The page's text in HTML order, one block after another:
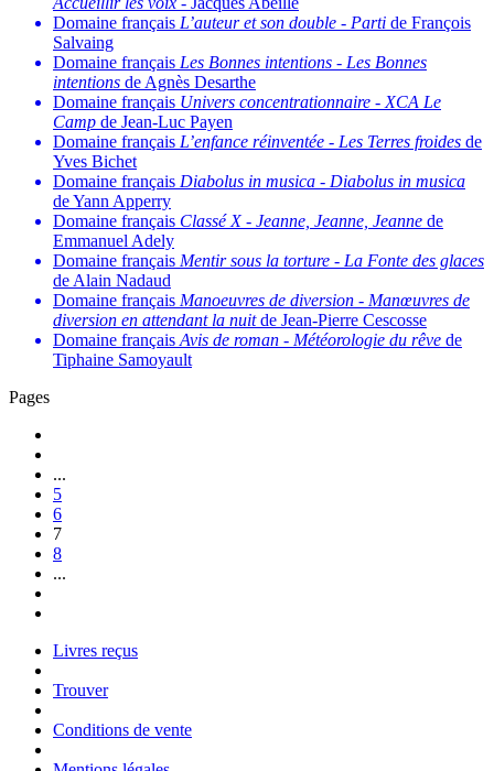
Domaine français L’auteur et son double - Parti de François
Salvaing
Domaine français Les Bonnes intentions - Les Bonnes
intentions de Agnès Desarthe
Domaine français Univers concentrationnaire -XCA Le
Camp de Jean-Luc Payen
Domaine français L’enfance réinventée - Les Terres froides de
Yves Bichet
Domaine français Diabolus in musica - Diabolus in musica
de Yann Apperry
Domaine français Classé X - Jeanne, Jeanne, Jeanne de
Emmanuel Adely
Domaine français Mentir sous la torture - La Fonte des glaces
de Alain Nadaud
Domaine français Manoeuvres de diversion - Manœuvres de
diversion en attendant la nuitde Jean-Pierre Cescosse
Domaine françaisAvis de roman - Météorologie du rêve de
Tiphaine Samoyault
Pages
...
5
6
7
8
...
Livres reçus
Trouver
Conditions de vente